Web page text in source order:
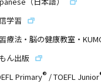
学習
療法・脳の健康教室・
ん出版
Primary® /TOEFL Junior